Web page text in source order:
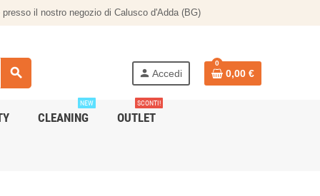
il nostro negozio di Calusco d'Adda (BG)
search person Accedi
0
0,00 €
CLEANING
NEW
OUTLET
SCONTI!